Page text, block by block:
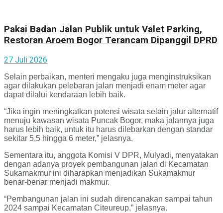
Pakai Badan Jalan Publik untuk Valet Parking,
Restoran Aroem Bogor Terancam Dipanggil DPRD
27 Juli 2026
Selain perbaikan, menteri mengaku juga menginstruksikan
agar dilakukan pelebaran jalan menjadi enam meter agar
dapat dilalui kendaraan lebih baik.
“Jika ingin meningkatkan potensi wisata selain jalur alternatif
menuju kawasan wisata Puncak Bogor, maka jalannya juga
harus lebih baik, untuk itu harus dilebarkan dengan standar
sekitar 5,5 hingga 6 meter,” jelasnya.
Sementara itu, anggota Komisi V DPR, Mulyadi, menyatakan
dengan adanya proyek pembangunan jalan di Kecamatan
Sukamakmur ini diharapkan menjadikan Sukamakmur
benar-benar menjadi makmur.
“Pembangunan jalan ini sudah direncanakan sampai tahun
2024 sampai Kecamatan Citeureup,” jelasnya.